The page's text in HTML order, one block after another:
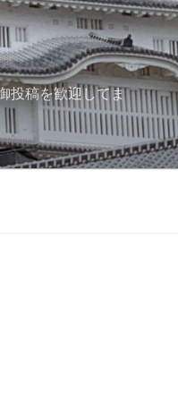
投稿を歓迎してま